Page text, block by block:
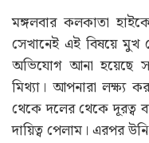
মঙ্গলবার কলকাতা
সেখানেই এই বিষয়ে মুখ
অভিযোগ আনা হয়েছে
মিথ্যা। আপনারা লক্ষ্য
থেকে দলের থেকে
দায়িত্ব পেলাম। এরপর